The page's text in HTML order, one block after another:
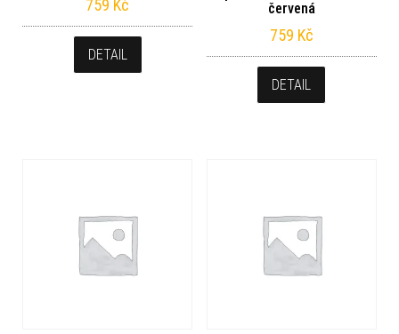
759 Kč
DETAIL
červená
759 Kč
DETAIL